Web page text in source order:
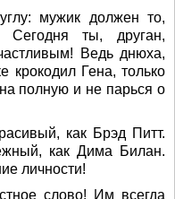
мужик должен то,
Сегодня ты, друган,
Ведь днюха,
крокодил Гена, только
полную и не парься о
как Брэд Питт.
как Дима Билан.
личности!
слово! Им всегда